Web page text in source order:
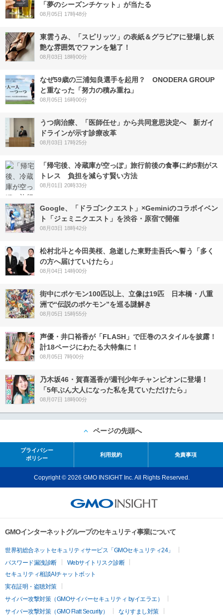
「夢のシーズンチケット」が当たる
08月05日 17時48分
東雲うみ、「スピリッツ」の表紙＆グラビアに登場し妖
艶な雰囲気でファンを魅了！
08月03日 18時00分
なぜ59歳の三浦知良選手を起用？ ONODERA GROUP
と重なった「努力の積み重ね」
08月05日 16時00分
うつ病治療、「医師任せ」から共同意思決定へ 新ガイ
ドラインが示す診療改革
08月03日 17時25分
「帰宅後、冷蔵庫が空っぽ」旅行前後の食事に約5割がス
トレス 負担を減らす賢い方法
08月01日 20時33分
Google、「ドラゴンクエスト」×Geminiのコラボイベン
ト「ジェミニクエスト」を渋谷・原宿で開催
08月03日 18時42分
松村北斗と今田美桜、急逝した東野圭吾氏へ誓う「多く
の方へ届けていけたら」
08月04日 14時00分
街中にポケモン100匹以上、立像は19匹 日本橋・八重
洲で“伝説のポケモン”を巡る謎解き
08月05日 15時55分
声優・井口裕香が「FLASH」で圧巻のスタイルを披露！
計18ページにわたる大特集に！
08月05日 7時00分
乃木坂46・賀喜遥香が週刊少年チャンピオンに登場！
「5年ぶん大人になった私を見ていただけたら」
08月07日 18時00分
ページの先頭へ
プライバシー
ポリシー
利用規約 免責事項
Copyright © 2026 GMO INSIGHT Inc. All Rights Reserved.
GMOインターネットグループのセキュリティ事業について
世界初総合ネットセキュリティサービス「GMOセキュリティ24」
パスワード漏洩診断
Webサイトリスク診断
セキュリティ相談AIチャットボット
実在証明・盗聴対策
サイバー攻撃対策（GMOサイバーセキュリティ byイエラエ）
サイバー攻撃対策（GMO Flatt Security）
なりすまし対策